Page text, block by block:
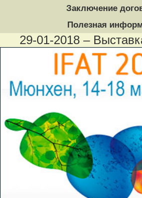
Заключение
Полезная
29-01-2018 –